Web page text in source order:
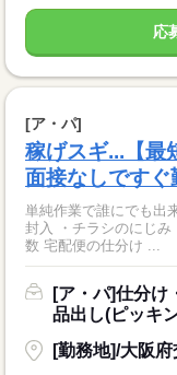
応
[ア・パ]
稼げスギ...【
面接なしですぐ
単純作業で誰にでも出
封入 ・チラシのにじ
数 宅配便の仕分け ...
[ア・パ]仕分け
品出し(ピッキ
[勤務地]/大阪